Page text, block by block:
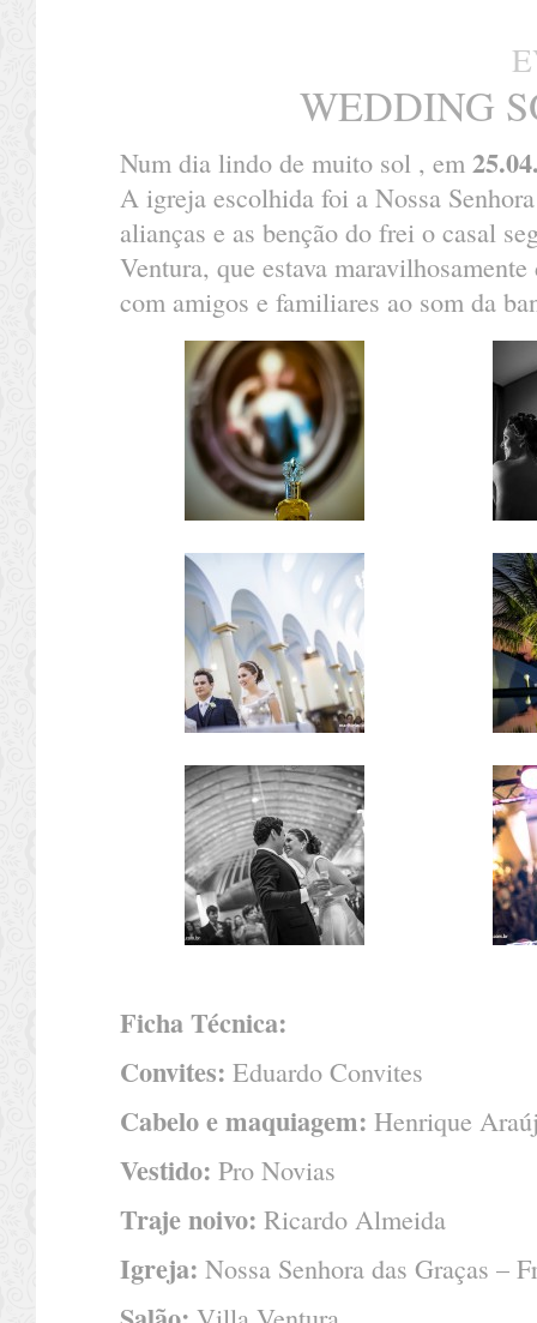
WEDDING
Num dia lindo de muito sol , em
A igreja escolhida foi a Nossa
alianças e as benção do frei o casal
Ventura, que estava
com amigos e familiares ao som da
Ficha Técnica:
Convites: Eduardo Convites
Cabelo e maquiagem: Henrique
Vestido: Pro Novias
Traje noivo: Ricardo Almeida
Igreja: Nossa Senhora das Graças –